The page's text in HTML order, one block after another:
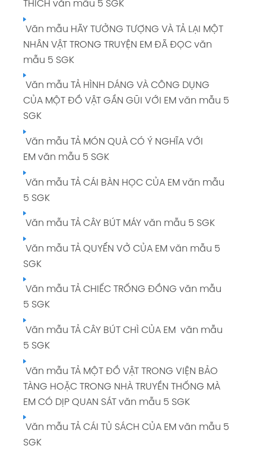
THÍCH văn mẫu 5 SGK
Văn mẫu HÃY TƯỞNG TƯỢNG VÀ TẢ LẠI MỘT
NHÂN VẬT TRONG TRUYỆN EM ĐÃ ĐỌC văn
mẫu 5 SGK
Văn mẫu TẢ HÌNH DÁNG VÀ CÔNG DỤNG
CỦA MỘT ĐỒ VẬT GẦN GŨI VỚI EM văn mẫu 5
SGK
Văn mẫu TẢ MÓN QUÀ CÓ Ý NGHĨA VỚI
EM văn mẫu 5 SGK
Văn mẫu TẢ CÁI BÀN HỌC CỦA EM văn mẫu
5 SGK
Văn mẫu TẢ CÂY BÚT MÁY văn mẫu 5 SGK
Văn mẫu TẢ QUYỂN VỞ CỦA EM văn mẫu 5
SGK
Văn mẫu TẢ CHIẾC TRỐNG ĐỒNG văn mẫu
5 SGK
Văn mẫu TẢ CÂY BÚT CHÌ CỦA EM văn mẫu
5 SGK
Văn mẫu TẢ MỘT ĐỒ VẬT TRONG VIỆN BẢO
TÀNG HOẶC TRONG NHÀ TRUYỀN THỐNG MÀ
EM CÓ DỊP QUAN SÁT văn mẫu 5 SGK
Văn mẫu TẢ CÁI TỦ SÁCH CỦA EM văn mẫu 5
SGK